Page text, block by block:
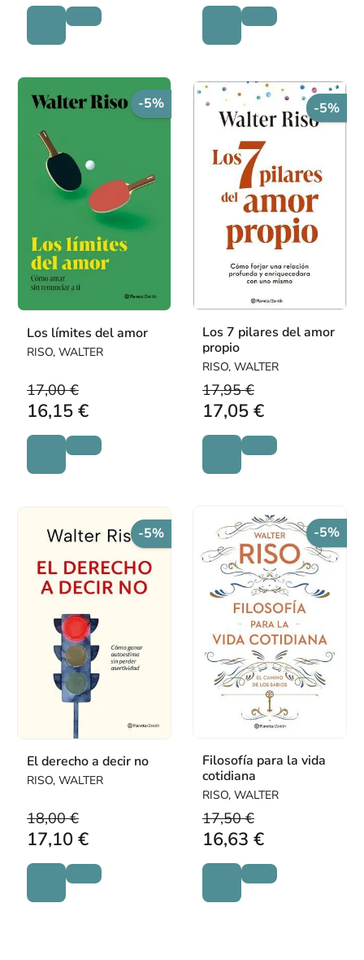
-5%
Los límites del amor
RISO, WALTER
17,00 €
16,15 €
-5%
Los 7 pilares del amor
propio
RISO, WALTER
17,95 €
17,05 €
-5%
El derecho a decir no
RISO, WALTER
18,00 €
17,10 €
-5%
Filosofía para la vida
cotidiana
RISO, WALTER
17,50 €
16,63 €